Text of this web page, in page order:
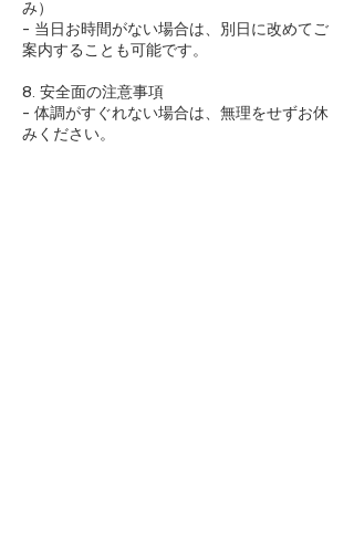
み）
- 当日お時間がない場合は、別日に改めてご
案内することも可能です。
8. 安全面の注意事項
- 体調がすぐれない場合は、無理をせずお休
みください。